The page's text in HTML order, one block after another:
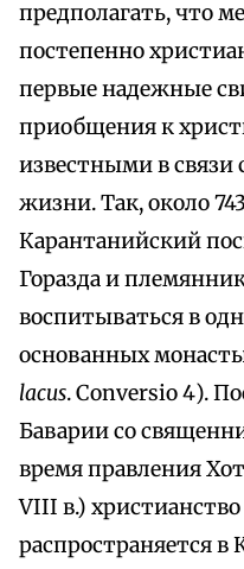
предполагать, что
постепенно
первые надежные
приобщения к
известными в связи
жизни. Так, около
Карантанийский
Горазда и
воспитываться в
основанных
lacus. Conversio 4).
Баварии со
время правления
VIII в.)
распространяется